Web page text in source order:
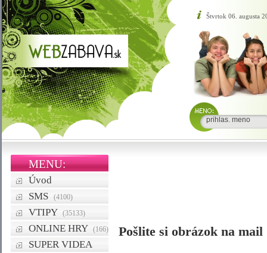
Štvrtok 06. augusta
MENU:
Úvod
SMS
(4100)
VTIPY (35133)
ONLINE HRY (166)
SUPER VIDEA
Pošlite si obrázok na mail